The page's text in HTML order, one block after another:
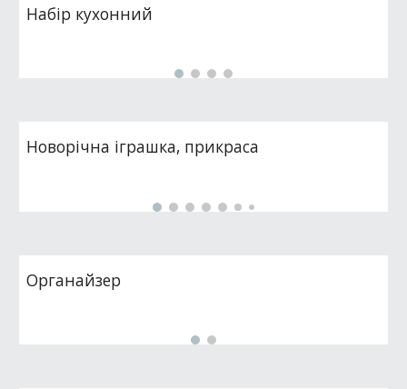
Набір кухонний
Новорічна іграшка, прикраса
Органайзер